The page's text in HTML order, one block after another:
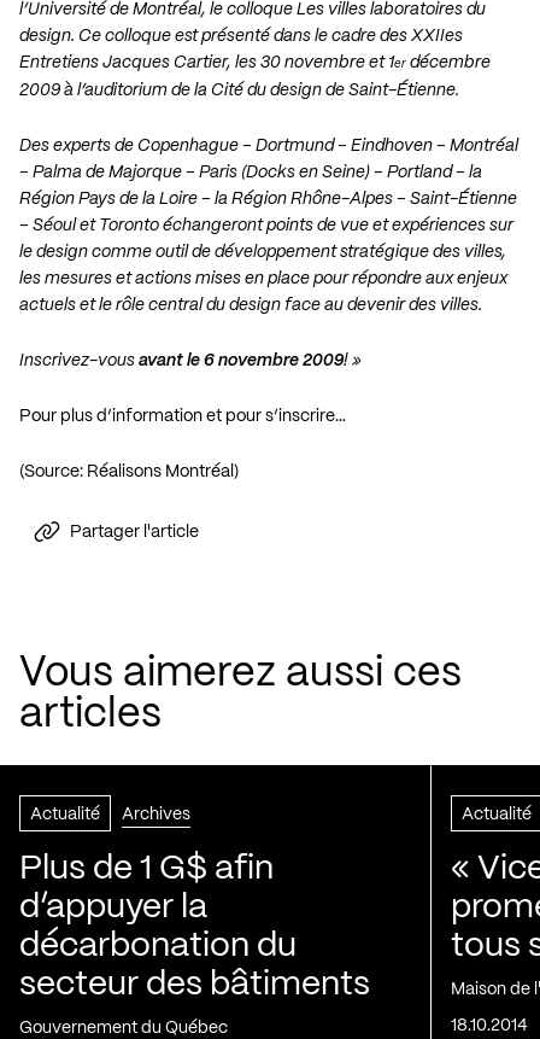
l’Université de Montréal, le colloque Les villes laboratoires du
design. Ce colloque est présenté dans le cadre des XXIIes
Entretiens Jacques Cartier, les 30 novembre et 1er décembre
2009 à l’auditorium de la Cité du design de Saint-Étienne.
Des experts de Copenhague – Dortmund – Eindhoven – Montréal
– Palma de Majorque – Paris (Docks en Seine) – Portland – la
Région Pays de la Loire – la Région Rhône-Alpes – Saint-Étienne
– Séoul et Toronto échangeront points de vue et expériences sur
le design comme outil de développement stratégique des villes,
les mesures et actions mises en place pour répondre aux enjeux
actuels et le rôle central du design face au devenir des villes.
Inscrivez-vous avant le 6 novembre 2009! »
Pour plus d’information et pour s’inscrire…
(Source: Réalisons Montréal)
Partager l'article
Vous aimerez aussi ces
articles
Actualité Archives
Plus de 1 G$ afin
d’appuyer la
décarbonation du
secteur des bâtiments
Gouvernement du Québec
Actualité
«
tous
Maison de
18.10.2014